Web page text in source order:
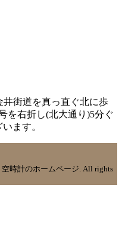
井街道を真っ直ぐ北に歩
を右折し(北大通り)5分ぐ
ます。
時計のホームページ. All rights